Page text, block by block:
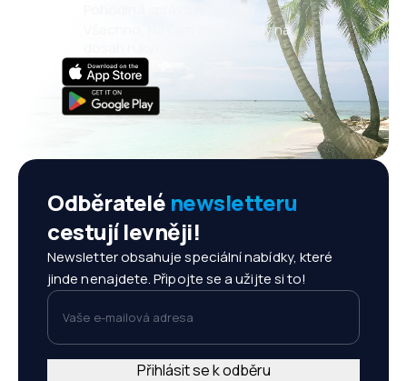
Všechno, na čem záleží, vždy na
Odběratelé newsletteru
cestují levněji!
Newsletter obsahuje speciální nabídky, které
jinde nenajdete. Připojte se a užijte si to!
Vaše e-mailová adresa
Přihlásit se k odběru